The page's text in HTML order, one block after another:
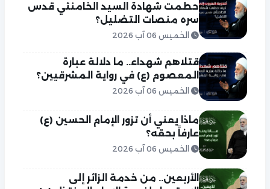
حطمت شهادة السيد الخامنئي قدس
سره منصات التضليل؟
الخميس 06 آب 2026
قتلاهم شهداء.. ما دلالة عبارة
المعصوم (ع) في رواية المشرقيين؟
الخميس 06 آب 2026
ماذا يعني أن تزور الإمام الحسين (ع)
عارفاً بحقه؟
الخميس 06 آب 2026
الأربعين.. من خدمة الزائر إلى